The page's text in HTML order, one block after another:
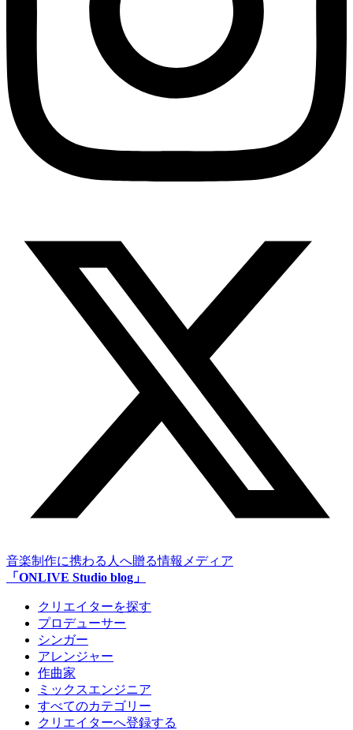
音楽制作に携わる人へ贈る情報メディア
「ONLIVE Studio blog」
クリエイターを探す
プロデューサー
シンガー
アレンジャー
作曲家
ミックスエンジニア
すべてのカテゴリー
クリエイターへ登録する